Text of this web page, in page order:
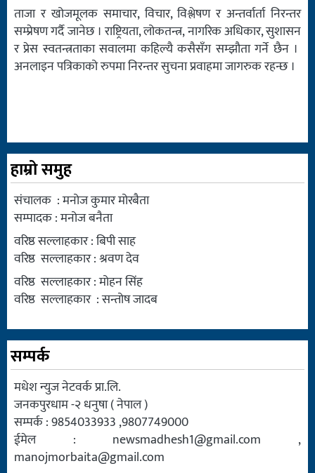
ताजा र खोजमूलक समाचार, विचार, विश्लेषण र अन्तर्वार्ता निरन्तर
सम्प्रेषण गर्दै जानेछ । राष्ट्रियता, लोकतन्त्र, नागरिक अधिकार, सुशासन
र प्रेस स्वतन्त्रताका सवालमा कहिल्यै कसैसँग सम्झौता गर्ने छैन ।
अनलाइन पत्रिकाको रुपमा निरन्तर सुचना प्रवाहमा जागरुक रहन्छ ।
हाम्रो समुह
संचालक : मनोज कुमार मोरबैता
सम्पादक : मनोज बनैता
वरिष्ठ सल्लाहकार : बिपी साह
वरिष्ठ सल्लाहकार : श्रवण देव
वरिष्ठ सल्लाहकार : मोहन सिंह
वरिष्ठ सल्लाहकार : सन्तोष जादब
सम्पर्क
मधेश न्युज नेटवर्क प्रा.लि.
जनकपुरधाम -२ धनुषा ( नेपाल )
सम्पर्क : 9854033933 ,9807749000
ईमेल : newsmadhesh1@gmail.com ,
manojmorbaita@gmail.com